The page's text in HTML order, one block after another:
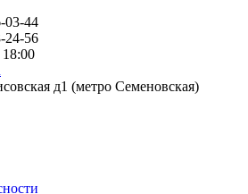
03-44
24-56
д1 (метро Семеновская)